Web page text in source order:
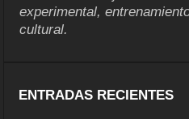
experimental,
cultural.
ENTRADAS RECIENTES